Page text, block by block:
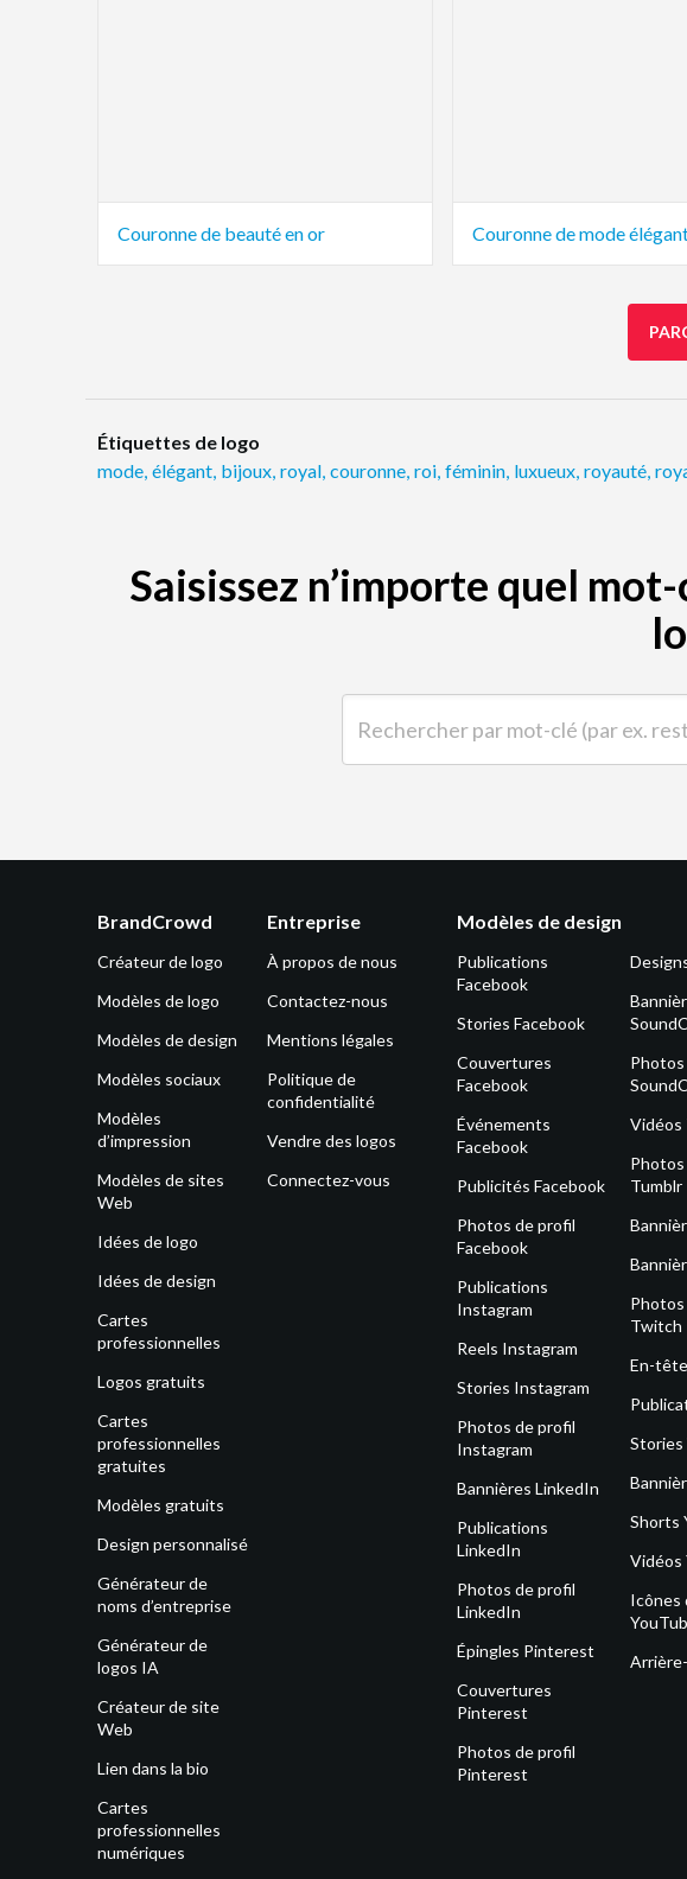
Couronne de beauté en or Couronne de mode
Étiquettes de logo
mode, élégant, bijoux, royal, couronne, roi, féminin, luxueux, royauté,
Saisissez n’importe quel
BrandCrowd
Créateur de logo
Modèles de logo
Modèles de design
Modèles sociaux
Modèles
d’impression
Modèles de sites
Web
Idées de logo
Idées de design
Cartes
professionnelles
Logos gratuits
Cartes
professionnelles
gratuites
Modèles gratuits
Design personnalisé
Générateur de
noms d’entreprise
Générateur de
logos IA
Créateur de site
Web
Lien dans la bio
Cartes
professionnelles
numériques
Entreprise
À propos de nous
Contactez-nous
Mentions légales
Politique de
confidentialité
Vendre des logos
Connectez-vous
Modèles de design
Publications
Facebook
Stories Facebook
Couvertures
Facebook
Événements
Facebook
Publicités Facebook
Photos de profil
Facebook
Publications
Instagram
Reels Instagram
Stories Instagram
Photos de profil
Instagram
Bannières LinkedIn
Publications
LinkedIn
Photos de profil
LinkedIn
Épingles Pinterest
Couvertures
Pinterest
Photos de profil
Pinterest
Vidéos
Tumblr
Twitch
En-
Shorts
Vidéos
Icônes